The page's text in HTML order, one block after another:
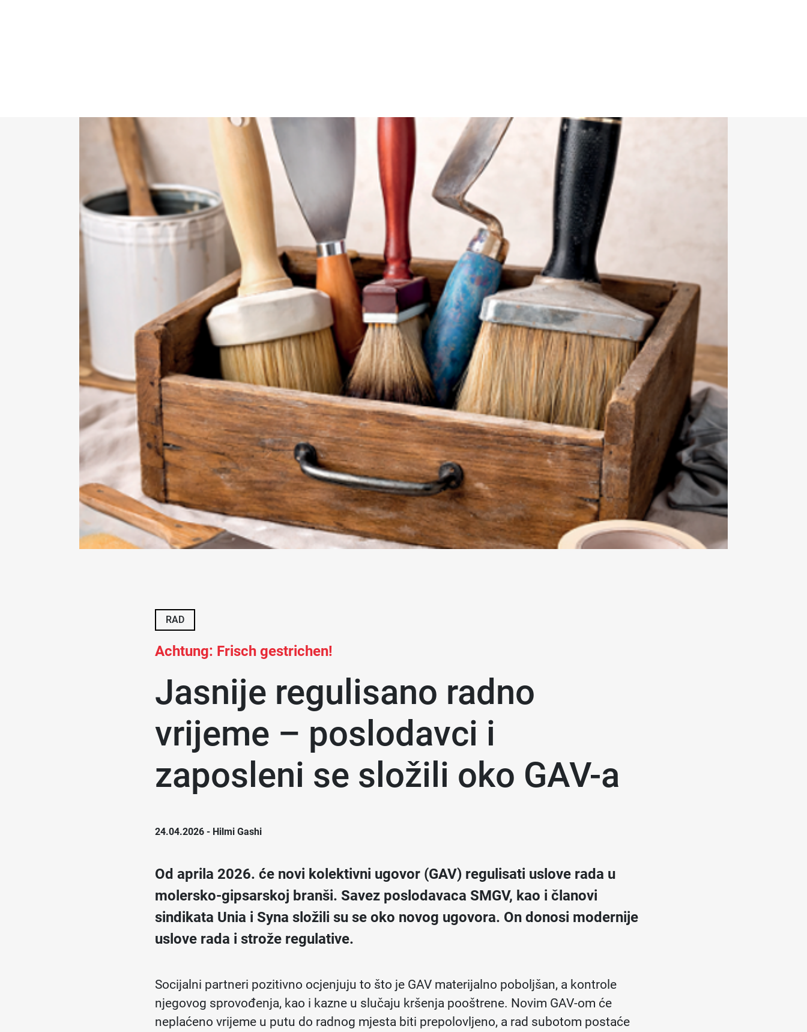
RAD
Achtung: Frisch gestrichen!
Jasnije regulisano radno
vrijeme – poslodavci i
zaposleni se složili oko GAV-a
24.04.2026 - Hilmi Gashi
Od aprila 2026. će novi kolektivni ugovor (GAV) regulisati uslove rada u
molersko-gipsarskoj branši. Savez poslodavaca SMGV, kao i članovi
sindikata Unia i Syna složili su se oko novog ugovora. On donosi modernije
uslove rada i strože regulative.
Socijalni partneri pozitivno ocjenjuju to što je GAV materijalno poboljšan, a kontrole
njegovog sprovođenja, kao i kazne u slučaju kršenja pooštrene. Novim GAV-om će
neplaćeno vrijeme u putu do radnog mjesta biti prepolovljeno, a rad subotom postaće